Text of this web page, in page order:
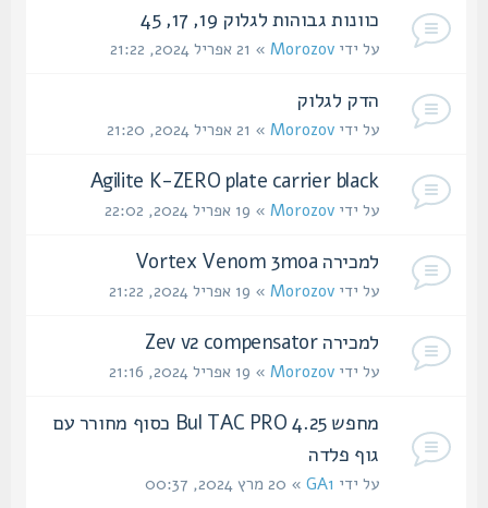
כוונות גבוהות לגלוק 19, 17, 45
על ידיMorozov» 21 אפריל 2024, 21:22
הדק לגלוק
על ידיMorozov» 21 אפריל 2024, 21:20
Agilite K-ZERO plate carrier black
על ידיMorozov» 19 אפריל 2024, 22:02
למכירה Vortex Venom 3moa
על ידיMorozov» 19 אפריל 2024, 21:22
למכירה Zev v2 compensator
על ידיMorozov» 19 אפריל 2024, 21:16
מחפש Bul TAC PRO 4.25 כסוף מחורר עם
גוף פלדה
על ידיGA1 » 20 מרץ 2024, 00:37